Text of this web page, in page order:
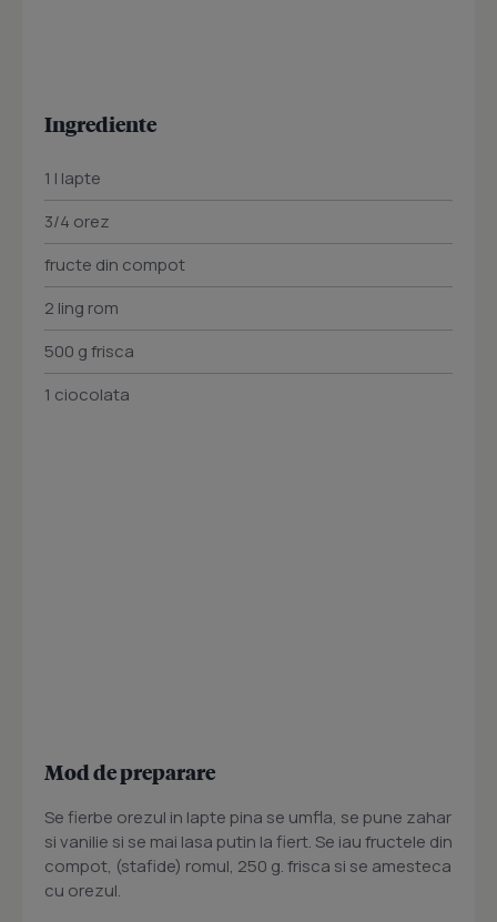
Ingrediente
1 l lapte
3/4 orez
fructe din compot
2 ling rom
500 g frisca
1 ciocolata
Mod de preparare
Se fierbe orezul in lapte pina se umfla, se pune zahar
si vanilie si se mai lasa putin la fiert. Se iau fructele din
compot, (stafide) romul, 250 g. frisca si se amesteca
cu orezul.